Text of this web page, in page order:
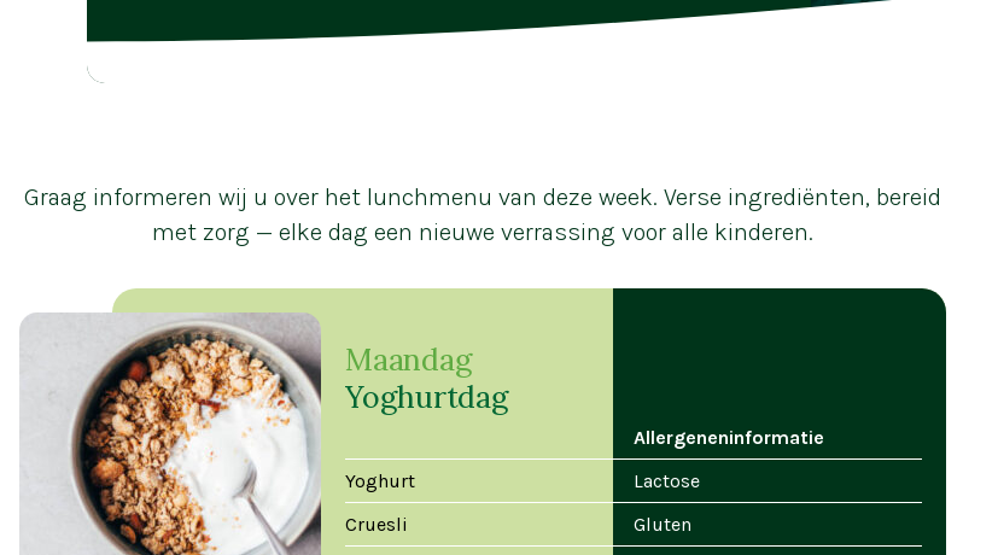
Graag informeren wij u over het lunchmenu van deze week. Verse ingrediënten, bereid
met zorg — elke dag een nieuwe verrassing voor alle kinderen.
Maandag
Yoghurtdag
Allergeneninformatie
Yoghurt
Lactose
Cruesli
Gluten